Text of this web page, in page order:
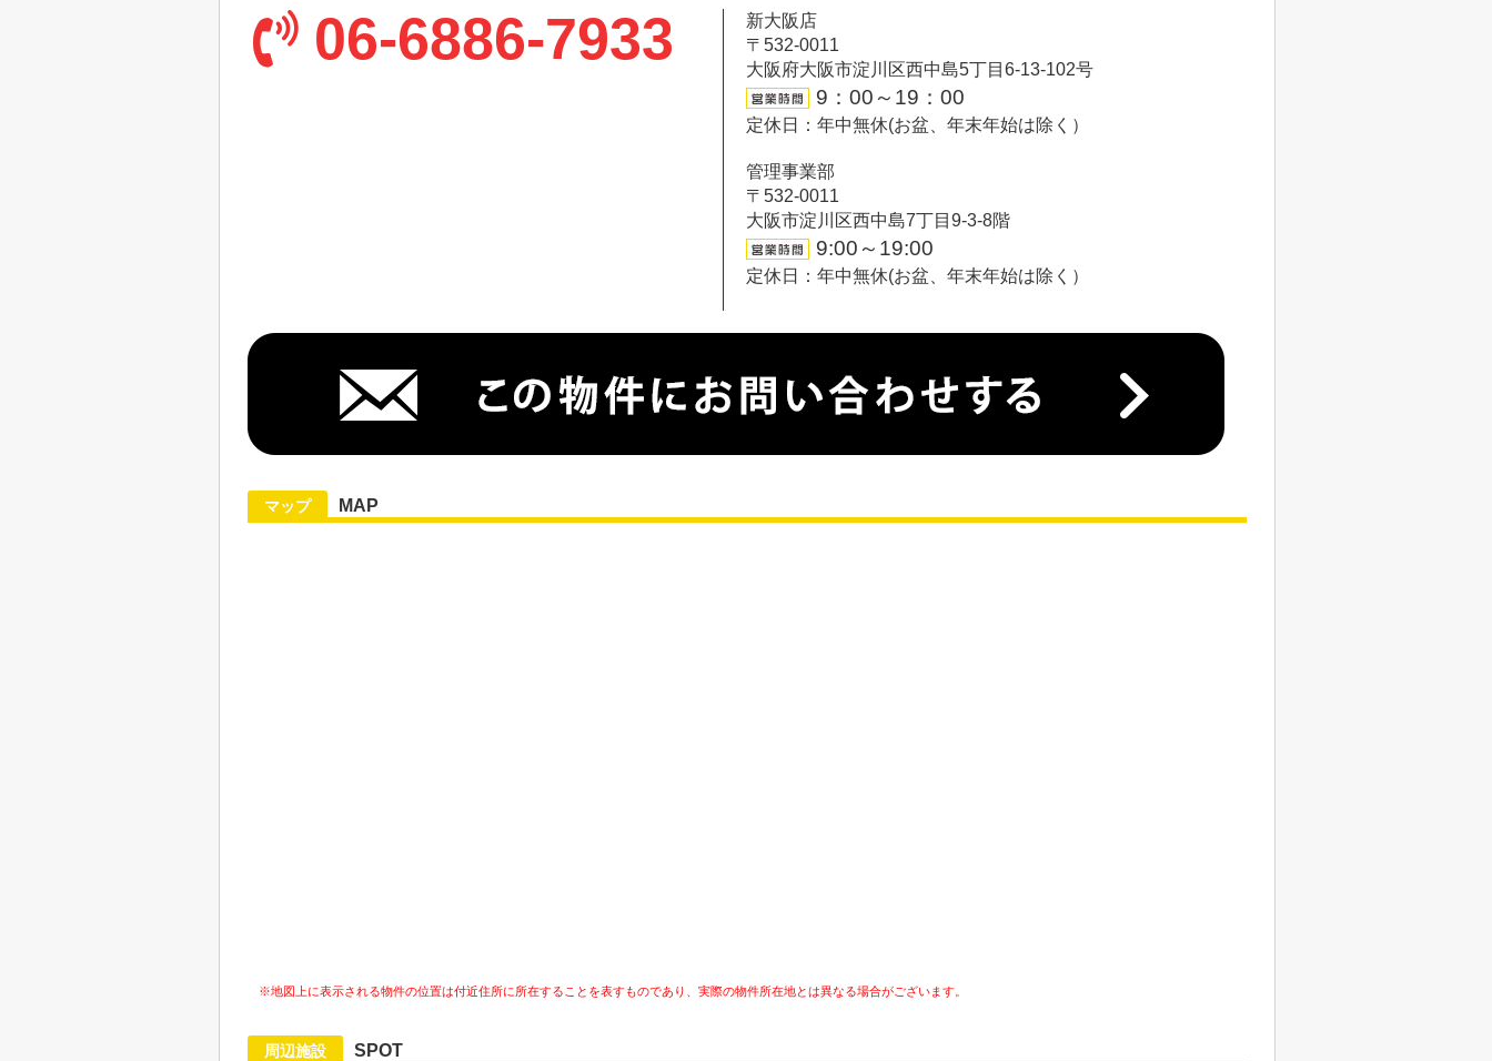
06-6886-7933
新大阪店
〒532-0011
大阪府大阪市淀川区西中島5丁目6-13-102号
9：00～19：00
定休日：年中無休(お盆、年末年始は除く）
管理事業部
〒532-0011
大阪市淀川区西中島7丁目9-3-8階
9:00～19:00
定休日：年中無休(お盆、年末年始は除く）
マップ MAP
※地図上に表示される物件の位置は付近住所に所在することを表すものであり、実際の物件所在地とは異なる場合がございます。
周辺施設 SPOT